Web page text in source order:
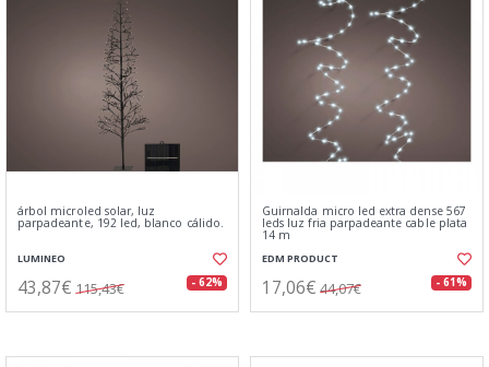
árbol microled solar, luz
parpadeante, 192 led, blanco cálido.
LUMINEO
43,87€ 115,43€ - 62%
Guirnalda micro led extra dense 567
leds luz fria parpadeante cable plata
14 m
EDM PRODUCT
17,06€ 44,07€ - 61%